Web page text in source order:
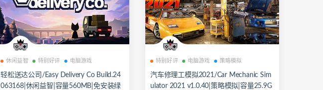
休闲益智 特别好评 电脑游戏
轻松送达公司/Easy Delivery Co Build.24
063168|休闲益智|容量560MB|免安装绿
特别好评 电脑游戏 策略模拟
汽车修理工模拟2021/Car Mechanic Sim
ulator 2021 v1.0.40|策略模拟|容量25.9G